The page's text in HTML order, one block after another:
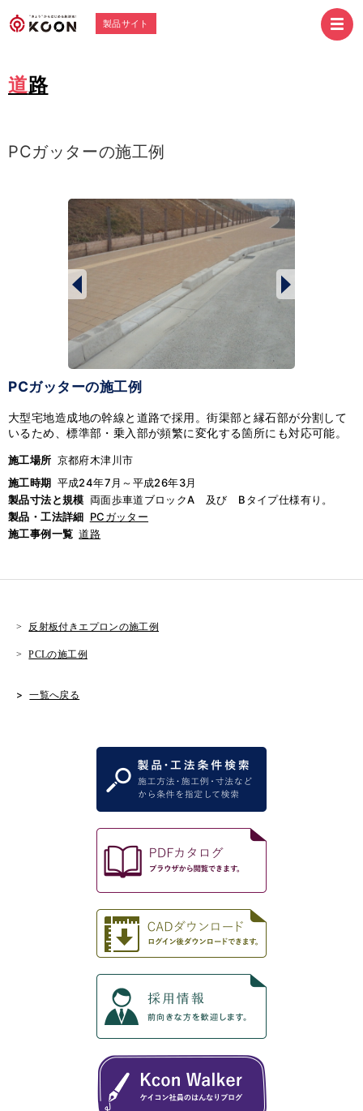
製品サイト
道路
PCガッターの施工例
PCガッターの施工例
大型宅地造成地の幹線と道路で採用。街渠部と縁石部が分割して
いるため、標準部・乗入部が頻繁に変化する箇所にも対応可能。
施工場所 京都府木津川市
施工時期 平成24年7月～平成26年3月
製品寸法と規模 両面歩車道ブロックA 及び Bタイプ仕様有り。
製品・工法詳細 PCガッター
施工事例一覧 道路
反射板付きエプロンの施工例
PCLの施工例
一覧へ戻る